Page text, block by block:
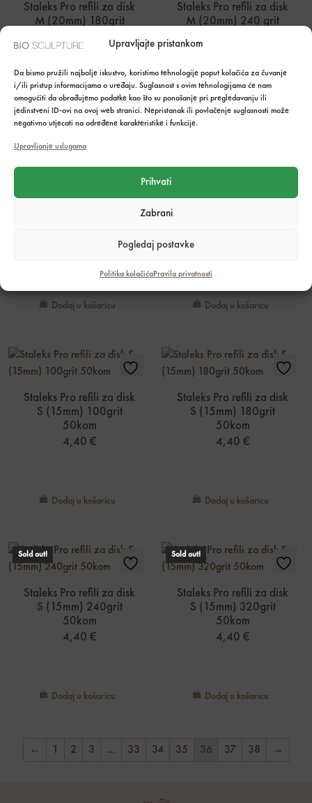
Upravljajte pristankom
Da bismo pružili najbolje iskustvo, koristimo tehnologije poput kolačića za čuvanje
i/ili pristup informacijama o uređaju. Suglasnost s ovim tehnologijama će nam
omogućiti da obrađujemo podatke kao što su ponašanje pri pregledavanju ili
jedinstveni ID-ovi na ovoj web stranici. Nepristanak ili povlačenje suglasnosti može
negativno utjecati na određene karakteristike i funkcije.
Upravljanje uslugama
Prihvati
Zabrani
Pogledaj postavke
Politika kolačićaPravila privatnosti
Staleks Pro refili za disk
M (20mm) 180grit
4,90
Dodaj u košaricu
Staleks Pro refili za disk
M (20mm) 240 grit
Dodaj u košaricu
Dodaj u košaricu Dodaj u košaricu
Staleks Pro refili za disk
S (15mm) 100grit
50kom
4,40 €
Dodaj u košaricu
Staleks Pro refili za disk
S (15mm) 180grit
50kom
4,40 €
Dodaj u košaricu
Sold out!
Staleks Pro refili za disk
S (15mm) 240grit
50kom
4,40 €
Dodaj u košaricu
Sold out!
Staleks Pro refili za disk
S (15mm) 320grit
50kom
4,40 €
Dodaj u košaricu
← 1 2 3 … 33 34 35 36 37 38 →